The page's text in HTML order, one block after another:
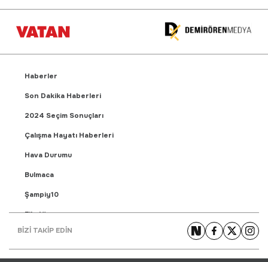
Haberler
Son Dakika Haberleri
2024 Seçim Sonuçları
Çalışma Hayatı Haberleri
Hava Durumu
Bulmaca
Şampiy10
Fikstür
Puan Durumu
BİZİ TAKİP EDİN